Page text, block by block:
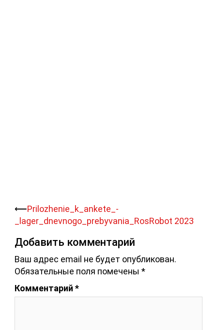
Навигация
записи
⟵Prilozhenie_k_ankete_-
_lager_dnevnogo_prebyvania_RosRobot 2023
Добавить комментарий
Ваш адрес email не будет опубликован.
Обязательные поля помечены *
Комментарий *